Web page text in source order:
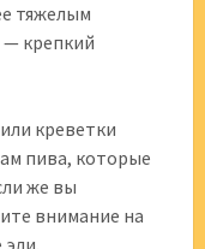
тяжелым
— крепкий
креветки
пива, которые
же вы
внимание на
эли.